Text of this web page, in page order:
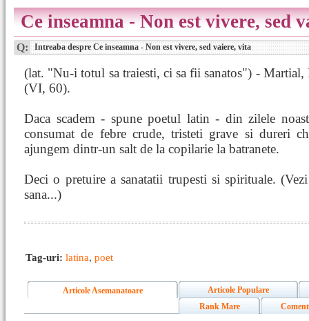
Ce inseamna - Non est vivere, sed
Q: Intreaba despre Ce inseamna - Non est vivere, sed vaiere, vita
(lat. "Nu-i totul sa traiesti, ci sa fii sanatos") - Martial,
(VI, 60).
Daca scadem - spune poetul latin - din zilele
consumat de febre crude, tristeti grave si dureri
ajungem dintr-un salt de la copilarie la batranete.
Deci o pretuire a sanatatii trupesti si spirituale.
sana...)
Tag-uri: latina, poet
Articole Asemanatoare
Articole Populare
Rank Mare